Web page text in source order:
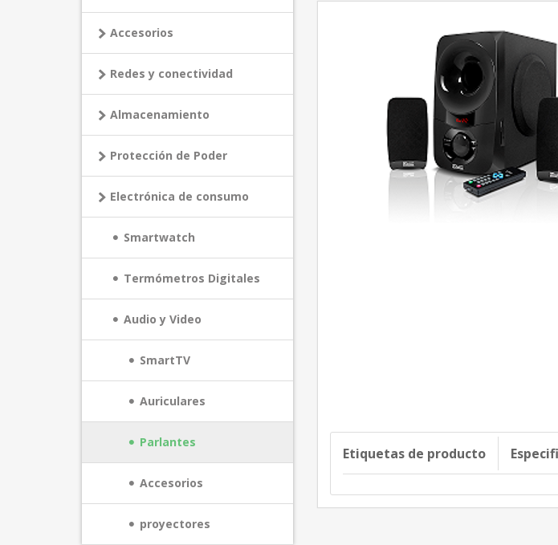
Accesorios
Redes y conectividad
Almacenamiento
Protección de Poder
Electrónica de consumo
Smartwatch
Termómetros Digitales
Audio y Video
SmartTV
Auriculares
Parlantes
Accesorios
proyectores
Etiquetas de producto